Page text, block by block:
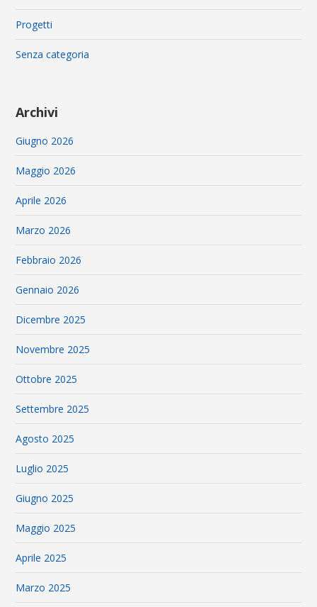
Progetti
Senza categoria
Archivi
Giugno 2026
Maggio 2026
Aprile 2026
Marzo 2026
Febbraio 2026
Gennaio 2026
Dicembre 2025
Novembre 2025
Ottobre 2025
Settembre 2025
Agosto 2025
Luglio 2025
Giugno 2025
Maggio 2025
Aprile 2025
Marzo 2025